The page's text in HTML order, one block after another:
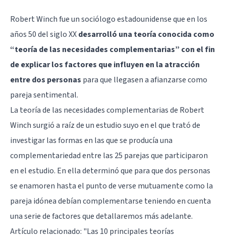
Robert Winch fue un sociólogo estadounidense que en los
años 50 del siglo XXdesarrolló una teoría conocida como
“teoría de las necesidades complementarias” con el fin
de explicar los factores que influyen en la atracción
entre dos personas para que llegasen a afianzarse como
pareja sentimental.
La teoría de las necesidades complementarias de Robert
Winch surgió a raíz de un estudio suyo en el que trató de
investigar las formas en las que se producía una
complementariedad entre las 25 parejas que participaron
en el estudio. En ella determinó que para que dos personas
se enamoren hasta el punto de verse mutuamente como la
pareja idónea debían complementarse teniendo en cuenta
una serie de factores que detallaremos más adelante.
Artículo relacionado: "Las 10 principales teorías